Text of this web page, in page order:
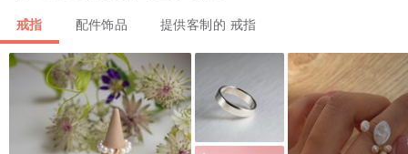
戒指 配件饰品 提供客制的 戒指